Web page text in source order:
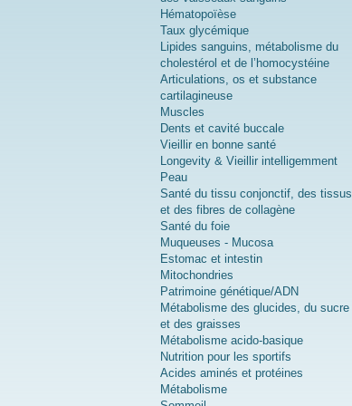
Hématopoïèse
Taux glycémique
Lipides sanguins, métabolisme du
cholestérol et de l’homocystéine
Articulations, os et substance
cartilagineuse
Muscles
Dents et cavité buccale
Vieillir en bonne santé
Longevity & Vieillir intelligemment
Peau
Santé du tissu conjonctif, des tissus
et des fibres de collagène
Santé du foie
Muqueuses - Mucosa
Estomac et intestin
Mitochondries
Patrimoine génétique/ADN
Métabolisme des glucides, du sucre
et des graisses
Métabolisme acido-basique
Nutrition pour les sportifs
Acides aminés et protéines
Métabolisme